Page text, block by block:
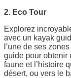
2. Eco Tour
Explorez
avec un kayak
l’une de ses
guide pour obtenir
faune et l’histoire
désert, ou vers le